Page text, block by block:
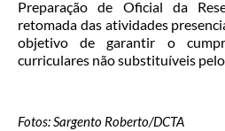
Preparação de Oficial da
retomada das atividades
objetivo de garantir o
curriculares não substituíveis
Fotos: Sargento Roberto/DCTA